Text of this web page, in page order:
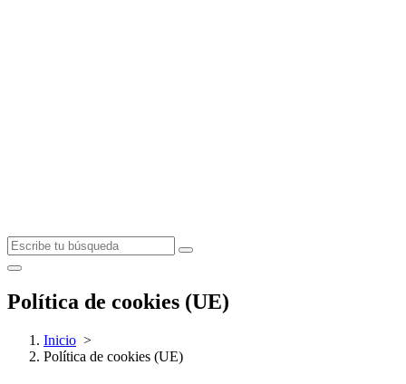
Política de cookies (UE)
Inicio >
Política de cookies (UE)